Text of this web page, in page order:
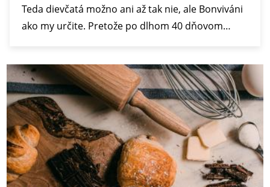
Teda dievčatá možno ani až tak nie, ale Bonviváni
ako my určite. Pretože po dlhom 40 dňovom…